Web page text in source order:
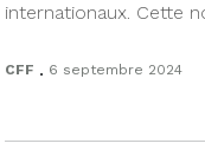
internationaux. Cette
CFF . 6 septembre 2024